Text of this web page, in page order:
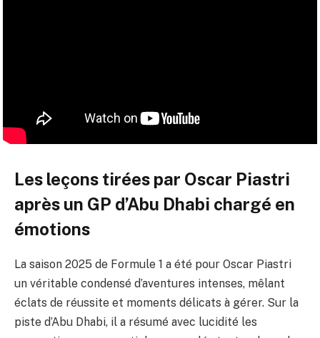
Les leçons tirées par Oscar Piastri
après un GP d’Abu Dhabi chargé en
émotions
La saison 2025 de Formule 1 a été pour Oscar Piastri
un véritable condensé d’aventures intenses, mêlant
éclats de réussite et moments délicats à gérer. Sur la
piste d’Abu Dhabi, il a résumé avec lucidité les